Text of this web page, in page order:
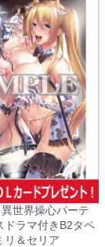
世界操心パーテ
ドラマ付きB2タペ
リ＆セリア